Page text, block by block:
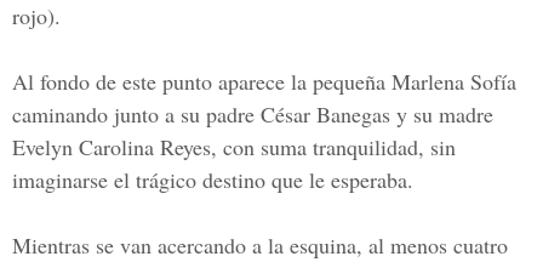
rojo).
Al fondo de este punto aparece la pequeña Marlena Sofía
caminando junto a su padre César Banegas y su madre
Evelyn Carolina Reyes, con suma tranquilidad, sin
imaginarse el trágico destino que le esperaba.
Mientras se van acercando a la esquina, al menos cuatro